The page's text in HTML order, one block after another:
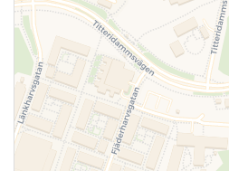
WYŚLIJ